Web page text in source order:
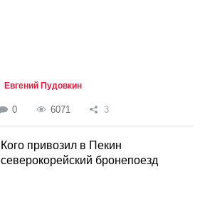
Евгений Пудовкин
0 6071 3
Кого привозил в Пекин
северокорейский бронепоезд